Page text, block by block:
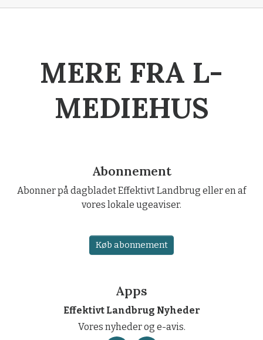
MERE FRA L-
MEDIEHUS
Abonnement
Abonner på dagbladet Effektivt Landbrug eller en af
vores lokale ugeaviser.
Køb abonnement
Apps
Effektivt Landbrug Nyheder
Vores nyheder og e-avis.